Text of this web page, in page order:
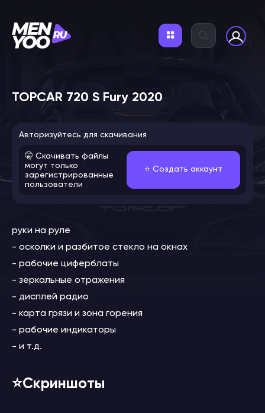
TOPCAR 720 S Fury 2020
Авторизуйтесь для скачивания
🤫 Скачивать файлы
могут только
зарегистрированные
пользователи
⭐️ Создать аккаунт
руки на руле
- осколки и разбитое стекло на окнах
- рабочие циферблаты
- зеркальные отражения
- дисплей радио
- карта грязи и зона горения
- рабочие индикаторы
- и т.д.
⭐️Скриншоты